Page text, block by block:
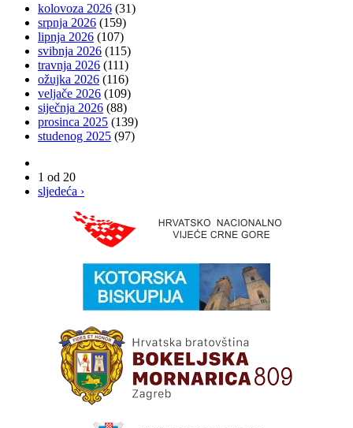
kolovoza 2026 (31)
srpnja 2026 (159)
lipnja 2026 (107)
svibnja 2026 (115)
travnja 2026 (111)
ožujka 2026 (116)
veljače 2026 (109)
siječnja 2026 (88)
prosinca 2025 (139)
studenog 2025 (97)
1 od 20
sljedeća ›